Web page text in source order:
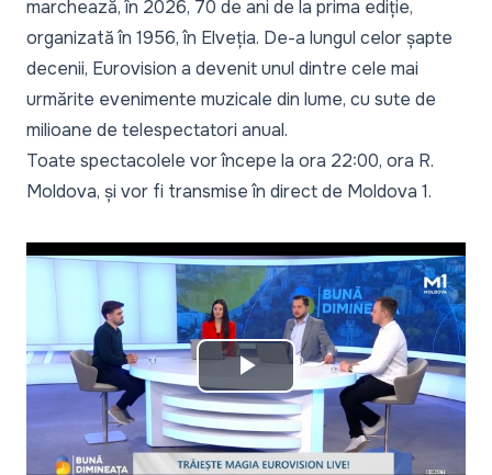
marchează, în 2026, 70 de ani de la prima ediție,
organizată în 1956, în Elveția. De-a lungul celor șapte
decenii, Eurovision a devenit unul dintre cele mai
urmărite evenimente muzicale din lume, cu sute de
milioane de telespectatori anual.
Toate spectacolele vor începe la ora 22:00, ora R.
Moldova, și vor fi transmise în direct de Moldova 1.
Play
Video